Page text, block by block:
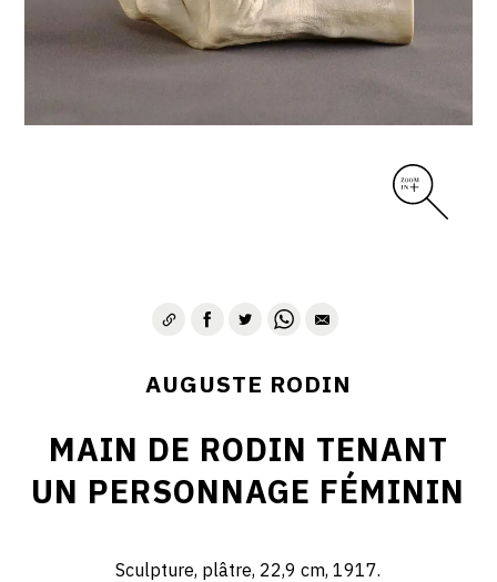
AUGUSTE RODIN
MAIN DE RODIN TENANT
UN PERSONNAGE FÉMININ
Sculpture, plâtre, 22,9 cm, 1917.